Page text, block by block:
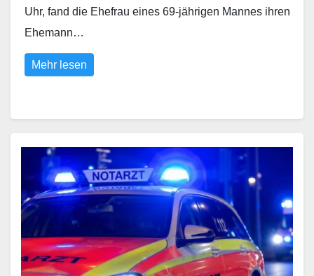
Uhr, fand die Ehefrau eines 69-jährigen Mannes ihren
Ehemann…
Mehr lesen